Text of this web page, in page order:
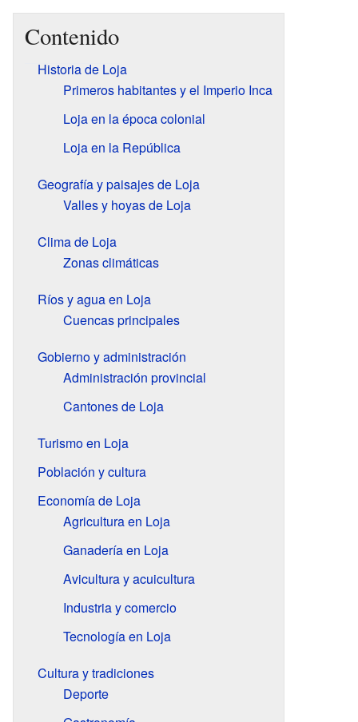
Contenido
Historia de Loja
Primeros habitantes y el Imperio Inca
Loja en la época colonial
Loja en la República
Geografía y paisajes de Loja
Valles y hoyas de Loja
Clima de Loja
Zonas climáticas
Ríos y agua en Loja
Cuencas principales
Gobierno y administración
Administración provincial
Cantones de Loja
Turismo en Loja
Población y cultura
Economía de Loja
Agricultura en Loja
Ganadería en Loja
Avicultura y acuicultura
Industria y comercio
Tecnología en Loja
Cultura y tradiciones
Deporte